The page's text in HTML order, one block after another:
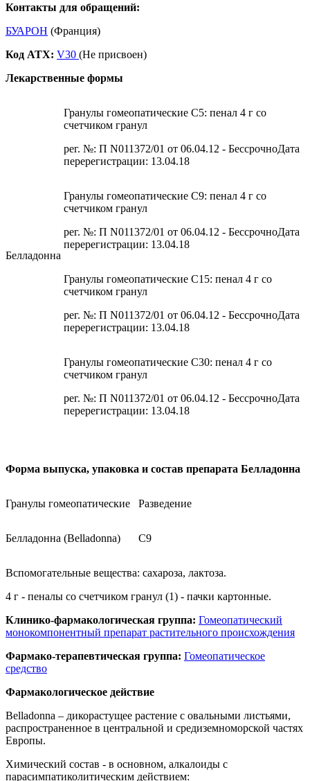
Контакты для обращений:
БУАРОН (Франция)
Код ATX: V30 (Не присвоен)
Лекарственные формы
Белладонна
Гранулы гомеопатические C5: пенал 4 г со
счетчиком гранул
рег. №: П N011372/01 от 06.04.12 - БессрочноДата
перерегистрации: 13.04.18
Гранулы гомеопатические C9: пенал 4 г со
счетчиком гранул
рег. №: П N011372/01 от 06.04.12 - БессрочноДата
перерегистрации: 13.04.18
Гранулы гомеопатические C15: пенал 4 г со
счетчиком гранул
рег. №: П N011372/01 от 06.04.12 - БессрочноДата
перерегистрации: 13.04.18
Гранулы гомеопатические C30: пенал 4 г со
счетчиком гранул
рег. №: П N011372/01 от 06.04.12 - БессрочноДата
перерегистрации: 13.04.18
Форма выпуска, упаковка и состав препарата Белладонна
Гранулы гомеопатические Разведение
Белладонна (Belladonna) C9
Вспомогательные вещества: сахароза, лактоза.
4 г - пеналы со счетчиком гранул (1) - пачки картонные.
Клинико-фармакологическая группа: Гомеопатический
монокомпонентный препарат растительного происхождения
Фармако-терапевтическая группа: Гомеопатическое
средство
Фармакологическое действие
Belladonna – дикорастущее растение с овальными листьями,
распространенное в центральной и средиземноморской частях
Европы.
Химический состав - в основном, алкалоиды с
парасимпатиколитическим действием: